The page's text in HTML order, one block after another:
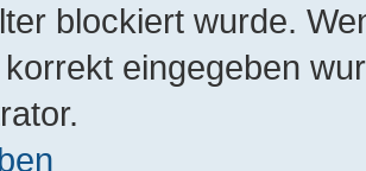
blockiert wurde.
eingegeben